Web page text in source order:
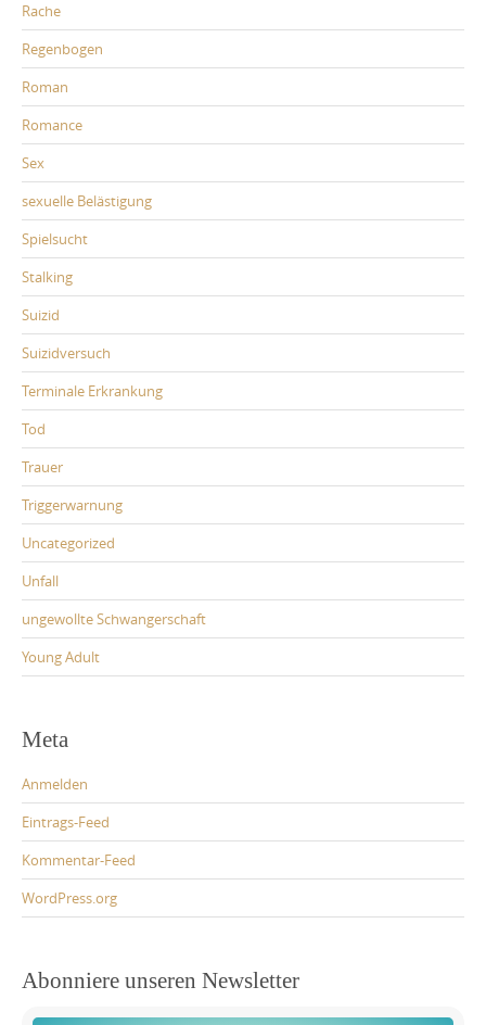
Rache
Regenbogen
Roman
Romance
Sex
sexuelle Belästigung
Spielsucht
Stalking
Suizid
Suizidversuch
Terminale Erkrankung
Tod
Trauer
Triggerwarnung
Uncategorized
Unfall
ungewollte Schwangerschaft
Young Adult
Meta
Anmelden
Eintrags-Feed
Kommentar-Feed
WordPress.org
Abonniere unseren Newsletter